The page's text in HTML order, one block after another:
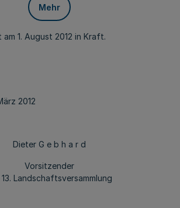
Mehr
1. August 2012 in Kraft.
2012
Dieter G e b h a r d
Vorsitzender
Landschaftsversammlung